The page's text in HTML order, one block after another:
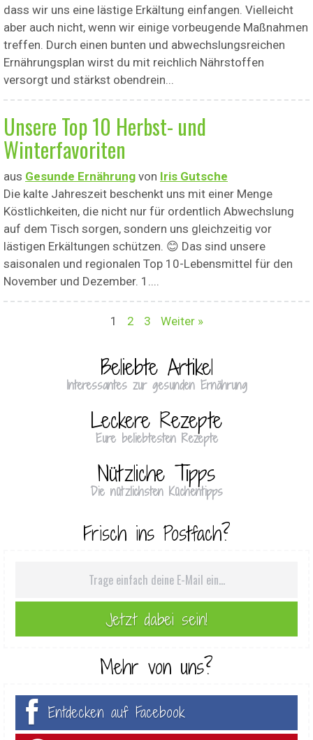
dass wir uns eine lästige Erkältung einfangen. Vielleicht
aber auch nicht, wenn wir einige vorbeugende Maßnahmen
treffen. Durch einen bunten und abwechslungsreichen
Ernährungsplan wirst du mit reichlich Nährstoffen
versorgt und stärkst obendrein...
Unsere Top 10 Herbst- und
Winterfavoriten
aus Gesunde Ernährung von Iris Gutsche
Die kalte Jahreszeit beschenkt uns mit einer Menge
Köstlichkeiten, die nicht nur für ordentlich Abwechslung
auf dem Tisch sorgen, sondern uns gleichzeitig vor
lästigen Erkältungen schützen. 😊 Das sind unsere
saisonalen und regionalen Top 10-Lebensmittel für den
November und Dezember. 1....
1 2 3 Weiter »
Beliebte Artikel
Interessantes zur gesunden Ernährung
Leckere Rezepte
Eure beliebtesten Rezepte
Nützliche Tipps
Die nützlichsten Küchentipps
Frisch ins Postfach?
Mehr von uns?
Entdecken auf Facebook